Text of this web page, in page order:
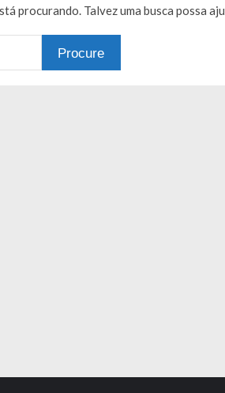
procurando. Talvez uma busca possa